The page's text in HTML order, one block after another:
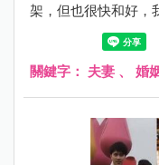
架，但也很快和好，
裡需要不斷的「練愛
關鍵字： 夫妻 、 婚